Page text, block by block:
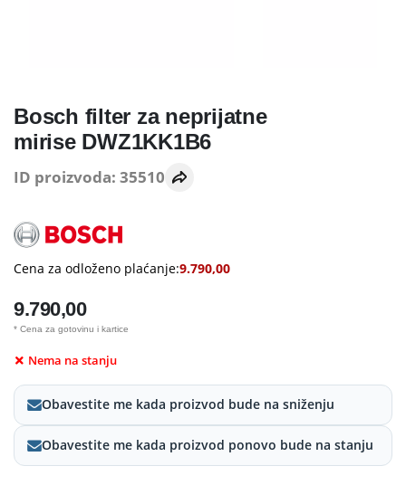
Bosch filter za neprijatne
mirise DWZ1KK1B6
ID proizvoda: 35510
Cena za odloženo plaćanje:9.790,00
9.790,00
* Cena za gotovinu i kartice
Nema na stanju
Obavestite me kada proizvod bude na sniženju
Obavestite me kada proizvod ponovo bude na stanju